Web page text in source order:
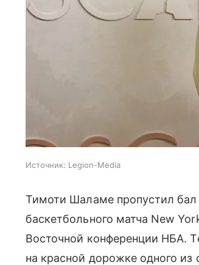
Источник: Legion-Media
Тимоти Шаламе пропустил бал
баскетбольного матча New
Восточной конференции НБА.
на красной дорожке одного